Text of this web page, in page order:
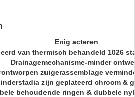
Enig acteren
van thermisch behandeld 1026
Drainagemechanisme-minder
zuigerassemblage
zijn geplateerd chroom &
behoudende ringen & dubbele